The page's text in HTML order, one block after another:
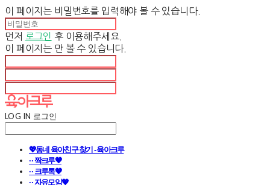
이 페이지는 비밀번호를 입력해야 볼 수 있습니다.
먼저 로그인 후 이용해주세요.
이 페이지는 만 볼 수 있습니다.
LOG IN 로그인
💖동네 육아친구 찾기 - 육아크루
· · 짝크루🧡
· · 크루톡🧡
· · 자유모임🧡